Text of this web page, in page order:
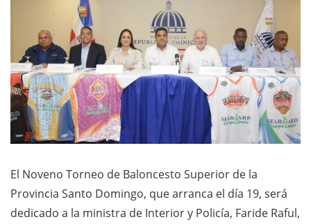
El Noveno Torneo de Baloncesto Superior de la
Provincia Santo Domingo, que arranca el día 19, será
dedicado a la ministra de Interior y Policía, Faride Raful,